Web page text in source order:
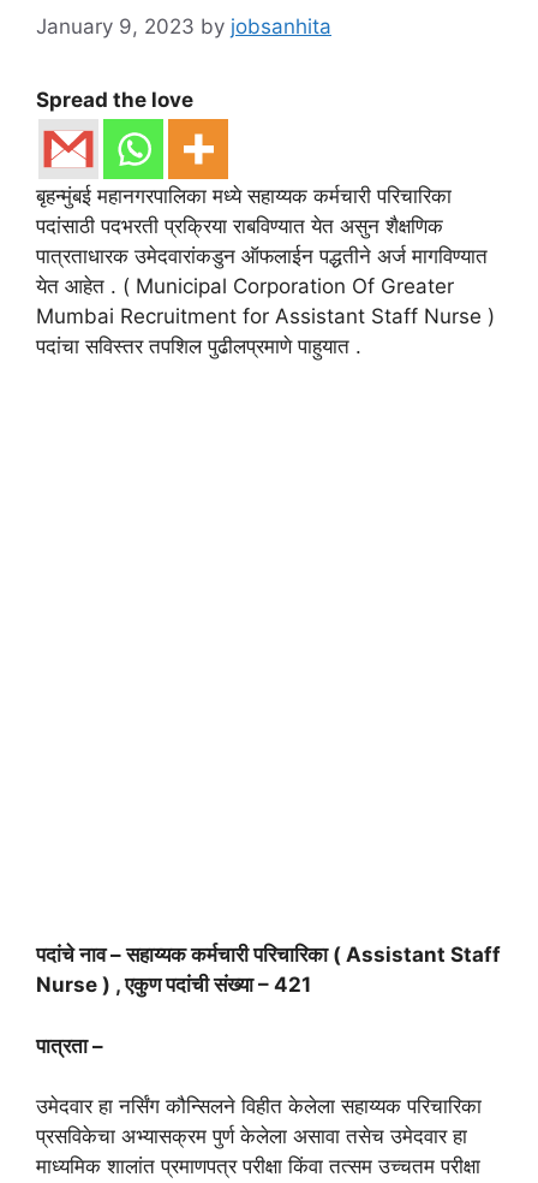
January 9, 2023 by jobsanhita
Spread the love
बृहन्मुंबई महानगरपालिका मध्ये सहाय्यक कर्मचारी परिचारिका
पदांसाठी पदभरती प्रक्रिया राबविण्यात येत असुन शैक्षणिक
पात्रताधारक उमेदवारांकडुन ऑफलाईन पद्धतीने अर्ज मागविण्यात
येत आहेत . ( Municipal Corporation Of Greater
Mumbai Recruitment for Assistant Staff Nurse )
पदांचा सविस्तर तपशिल पुढीलप्रमाणे पाहुयात .
पदांचे नाव – सहाय्यक कर्मचारी परिचारिका ( Assistant Staff
Nurse ) , एकुण पदांची संख्या – 421
पात्रता –
उमेदवार हा नर्सिंग कौन्सिलने विहीत केलेला सहाय्यक परिचारिका
प्रसविकेचा अभ्यासक्रम पुर्ण केलेला असावा तसेच उमेदवार हा
माध्यमिक शालांत प्रमाणपत्र परीक्षा किंवा तत्सम उच्चतम परीक्षा